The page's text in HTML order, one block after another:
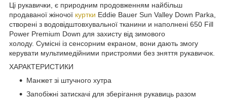
Ці рукавички, є природним продовженням найбільш
продаваної жіночої куртки Eddie Bauer Sun Valley Down Parka,
створені з водовідштовхувальної тканини и наполнені 650 Fill
Power Premium Down для захисту від зимового
холоду. Сумісні із сенсорним екраном, вони дають змогу
керувати мультимедійними пристроями без зняття рукавичок.
ХАРАКТЕРИСТИКИ
Манжет зі штучного хутра
Запобіжні затискачі для зберігання рукавиць разом